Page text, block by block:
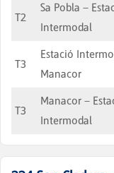
T2
Sa Pobla –
Intermodal
T3
Estació
Manacor
T3
Manacor –
Intermodal